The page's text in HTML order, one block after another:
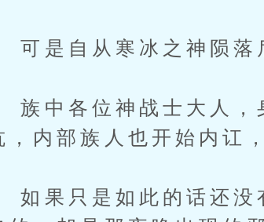
是自从寒冰之神陨落
中各位神战士大人，
，内部族人也开始内讧
果只是如此的话还没